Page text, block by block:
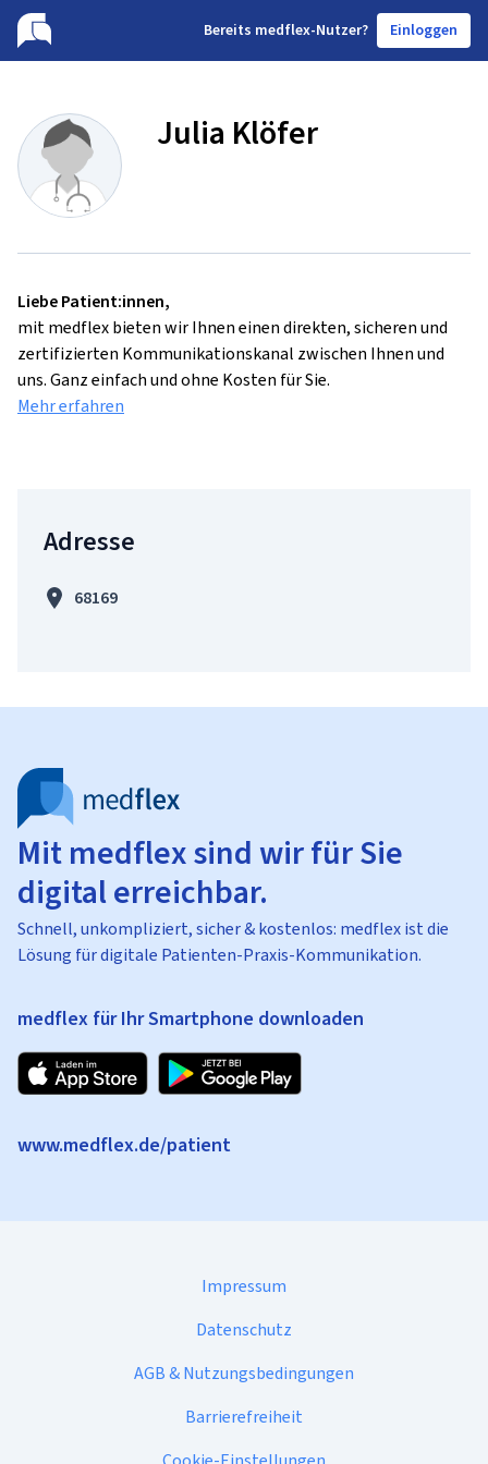
Bereits medflex-Nutzer? Einloggen
Julia Klöfer
Liebe Patient:innen,
mit medflex bieten wir Ihnen einen direkten, sicheren und
zertifizierten Kommunikationskanal zwischen Ihnen und
uns. Ganz einfach und ohne Kosten für Sie.
Mehr erfahren
Adresse
68169
Mit medflex sind wir für Sie
digital erreichbar.
Schnell, unkompliziert, sicher & kostenlos: medflex ist die
Lösung für digitale Patienten-Praxis-Kommunikation.
medflex für Ihr Smartphone downloaden
www.medflex.de/patient
Impressum
Datenschutz
AGB & Nutzungsbedingungen
Barrierefreiheit